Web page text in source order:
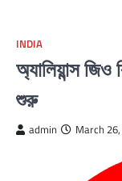
INDIA
অ্যালিয়ান্স
শুরু
admin March